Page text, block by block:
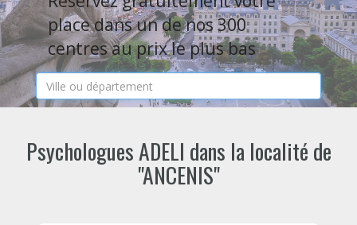
place dans un de nos 300
centres au prix le plus bas
Psychologues ADELI dans la localité de
"ANCENIS"